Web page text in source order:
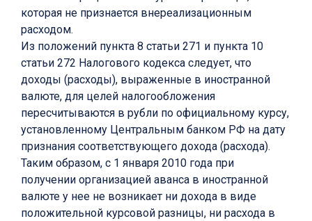
которая не признается внереализационным
расходом.
Из положений пункта 8 статьи 271 и пункта 10
статьи 272 Налогового кодекса следует, что
доходы (расходы), выраженные в иностранной
валюте, для целей налогообложения
пересчитываются в рубли по официальному курсу,
установленному Центральным банком РФ на дату
признания соответствующего дохода (расхода).
Таким образом, с 1 января 2010 года при
получении организацией аванса в иностранной
валюте у нее не возникает ни дохода в виде
положительной курсовой разницы, ни расхода в